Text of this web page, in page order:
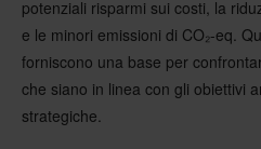
potenziali risparmi sui costi, la
e le minori emissioni di CO₂-eq.
forniscono una base per
che siano in linea con gli obiettivi
strategiche.